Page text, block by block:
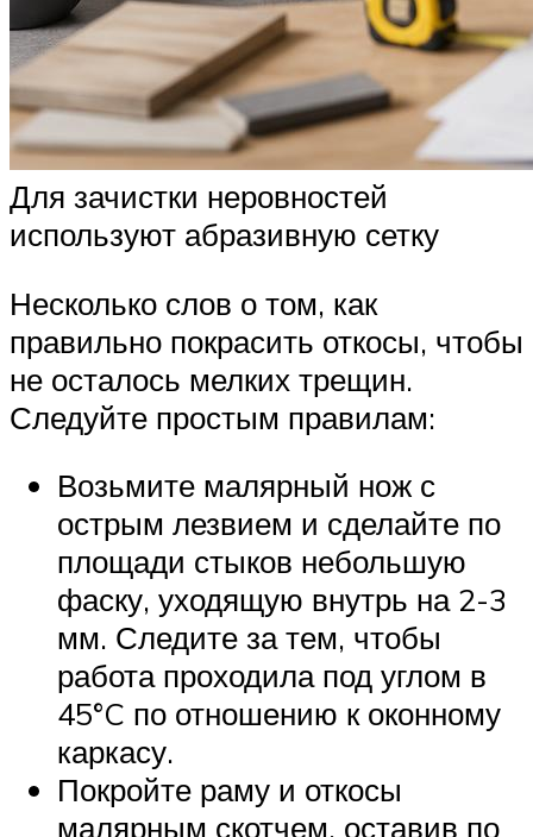
Для зачистки неровностей
используют абразивную сетку
Несколько слов о том, как
правильно покрасить откосы, чтобы
не осталось мелких трещин.
Следуйте простым правилам:
Возьмите малярный нож с
острым лезвием и сделайте по
площади стыков небольшую
фаску, уходящую внутрь на 2-3
мм. Следите за тем, чтобы
работа проходила под углом в
45°C по отношению к оконному
каркасу.
Покройте раму и откосы
малярным скотчем, оставив по